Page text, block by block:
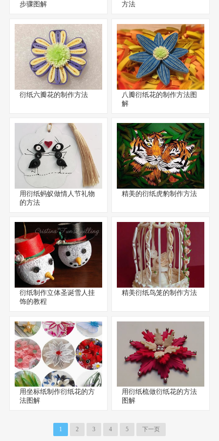
步骤图解
方法
衍纸六瓣花的制作方法
八瓣衍纸花的制作方法图
解
用衍纸蚂蚁做情人节礼物
的方法
精美的衍纸虎豹制作方法
衍纸制作立体圣诞雪人挂
饰的教程
精美衍纸鸟笼的制作方法
用坐标纸制作衍纸花的方
法图解
用衍纸梳做衍纸花的方法
图解
1 2 3 4 5 下一页